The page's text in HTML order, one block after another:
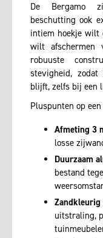
De Bergamo
beschutting ook
intiem hoekje wilt
wilt afschermen
robuuste
stevigheid,
blijft, zelfs bij een
Pluspunten op
Afmeting 3
losse
Duurzaam
bestand
Zandkleurig
uitstraling,